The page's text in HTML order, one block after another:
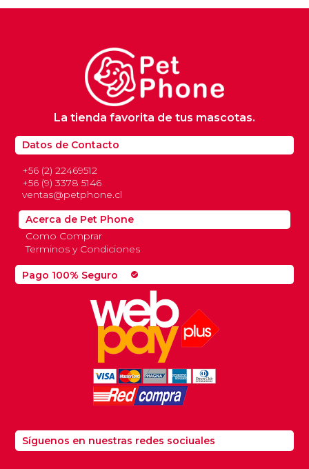
Pago 100% Seguro check_circle
Datos de Contacto
+56 (2) 22469512
+56 (9) 3378 5146
ventas@petphone.cl
La tienda favorita de tus mascotas.
Acerca de Pet Phone
Como Comprar
Terminos y Condiciones
Síguenos en nuestras redes sociuales